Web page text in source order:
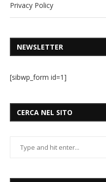
Privacy Policy
NEWSLETTER
[sibwp_form id=1]
CERCA NEL SITO